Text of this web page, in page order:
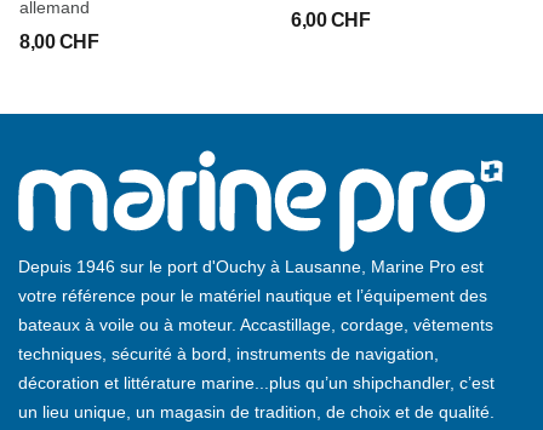
allemand
8,00 CHF
6,00 CHF
Depuis 1946 sur le port d'Ouchy à Lausanne, Marine Pro est
votre référence pour le matériel nautique et l’équipement des
bateaux à voile ou à moteur. Accastillage, cordage, vêtements
techniques, sécurité à bord, instruments de navigation,
décoration et littérature marine...plus qu’un shipchandler, c’est
un lieu unique, un magasin de tradition, de choix et de qualité.